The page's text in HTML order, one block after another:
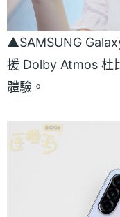
▲SAMSUNG
援 Dolby Atmos 杜
體驗。